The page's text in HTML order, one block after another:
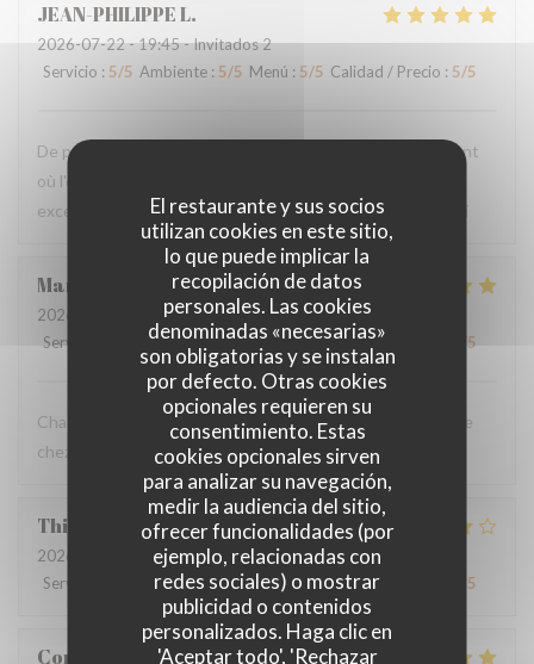
El restaurante y sus socios
utilizan cookies en este sitio,
lo que puede implicar la
recopilación de datos
personales. Las cookies
denominadas «necesarias»
son obligatorias y se instalan
por defecto. Otras cookies
opcionales requieren su
consentimiento. Estas
cookies opcionales sirven
para analizar su navegación,
medir la audiencia del sitio,
ofrecer funcionalidades (por
ejemplo, relacionadas con
redes sociales) o mostrar
publicidad o contenidos
personalizados. Haga clic en
'Aceptar todo', 'Rechazar
JEAN-PHILIPPEL
2026-07-22- 19:45 - Invitados 2
Servicio : 5/5 Ambiente : 5/5 Menú : 5/5 Calidad / Precio : 5/5
De passage à Arras, mon choix s'est porté sur ce restaurant
où l'on peut trouver des spécialités de la région. Repas
excellent et original, très bon accueil, déco originale. Merci
Marie pierre D
2026-07-20
- 19:30 - Invitados 4
Servicio
Ambiente: 5/5 Menú:5/5 Calidad / Precio /5
Chaque fois qu’on vient au Mainsquare ou à Arras on passe
chez vous ❤️🌻incontournable
Thierry
2026-07-19
- 13:00 - Invitados 2
Servicio
Ambiente : 3/5 Menú :3/5 Calidad / Precio /5
Corentin